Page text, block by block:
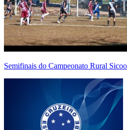
Semifinais do Campeonato Rural